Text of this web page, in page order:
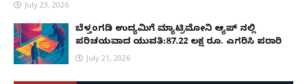
July 23, 2026
ಬೆಳ್ತಂಗಡಿ ಉದ್ಯಮಿಗೆ ಮ್ಯಾಟ್ರಿಮೋನಿ ಆ್ಯಪ್ ನಲ್ಲಿ
ಪರಿಚಯವಾದ ಯುವತಿ:87.22 ಲಕ್ಷ ರೂ. ಎಗರಿಸಿ ಪರಾರಿ
July 21, 2026